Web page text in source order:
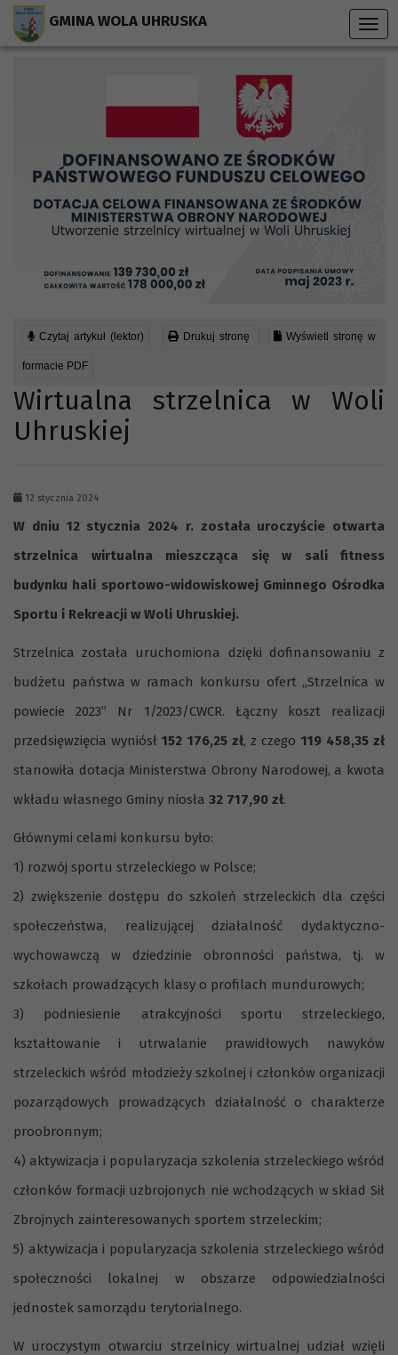
GMINA WOLA UHRUSKA
Czytaj artykuł (lektor) Drukuj stronę Wyświetl stronę w
formacie PDF
Wirtualna strzelnica w Woli
Uhruskiej
12 stycznia 2024
W dniu 12 stycznia 2024 r. została uroczyście otwarta
strzelnica wirtualna mieszcząca się w sali fitness
budynku hali sportowo-widowiskowej Gminnego Ośrodka
Sportu i Rekreacji w Woli Uhruskiej.
Strzelnica została uruchomiona dzięki dofinansowaniu z
budżetu państwa w ramach konkursu ofert „Strzelnica w
powiecie 2023” Nr 1/2023/CWCR. Łączny koszt realizacji
przedsięwzięcia wyniósł152 176,25 zł, z czego 119 458,35 zł
stanowiła dotacja Ministerstwa Obrony Narodowej, a kwota
wkładu własnego Gminy niosła 32 717,90 zł.
Głównymi celami konkursu było:
1) rozwój sportu strzeleckiego w Polsce;
2) zwiększenie dostępu do szkoleń strzeleckich dla części
społeczeństwa, realizującej działalność dydaktyczno-
wychowawczą w dziedzinie obronności państwa, tj. w
szkołach prowadzących klasy o profilach mundurowych;
3) podniesienie atrakcyjności sportu strzeleckiego,
kształtowanie i utrwalanie prawidłowych nawyków
strzeleckich wśród młodzieży szkolnej i członków organizacji
pozarządowych prowadzących działalność o charakterze
proobronnym;
4) aktywizacja i popularyzacja szkolenia strzeleckiego wśród
członków formacji uzbrojonych nie wchodzących w skład Sił
Zbrojnych zainteresowanych sportem strzeleckim;
5) aktywizacja i popularyzacja szkolenia strzeleckiego wśród
społeczności lokalnej w obszarze odpowiedzialności
jednostek samorządu terytorialnego.
W uroczystym otwarciu strzelnicy wirtualnej udział wzięli